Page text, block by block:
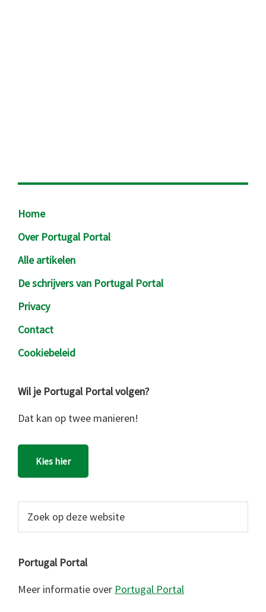
Footer
Home
Over Portugal Portal
Alle artikelen
De schrijvers van Portugal Portal
Privacy
Contact
Cookiebeleid
Wil je Portugal Portal volgen?
Dat kan op twee manieren!
Kies hier
website
Portugal Portal
Meer informatie over Portugal Portal